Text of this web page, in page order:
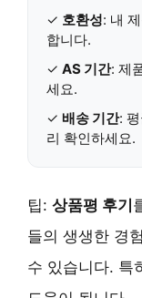
✓ 호환성: 내
합니다.
✓ AS 기간: 제
세요.
✓ 배송 기간:
리 확인하세요.
팁: 상품평 후기
들의 생생한 경
수 있습니다. 특